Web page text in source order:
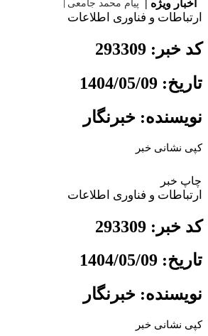
اخبار ویژه | پیام محمد جامعی مدیر رواب
ارتباطات و فناوری اطلاعات
کد خبر: 293309
تاریخ: 1404/05/09
نویسنده: خبرنگار
کپی نشانی خبر
چاپ خبر
ارتباطات و فناوری اطلاعات
کد خبر: 293309
تاریخ: 1404/05/09
نویسنده: خبرنگار
کپی نشانی خبر